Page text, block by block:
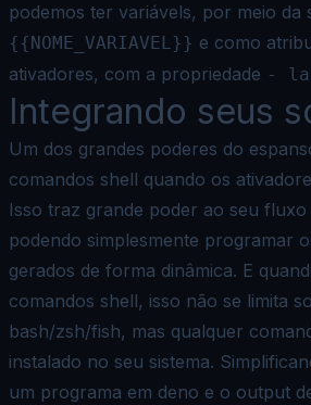
podemos ter variávels, por meio da
{{NOME_VARIAVEL}} e como
ativadores, com a propriedade -
Integrando seus
Um dos grandes poderes do
comandos shell quando os
Isso traz grande poder ao seu
podendo simplesmente programar
gerados de forma dinâmica. E
comandos shell, isso não se limita
bash/zsh/fish, mas qualquer
instalado no seu sistema.
um programa em deno e o output